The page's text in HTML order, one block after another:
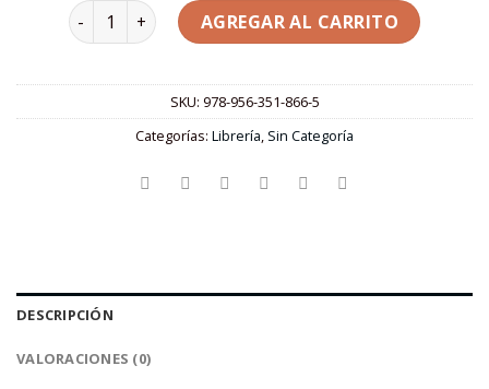
El tercer hijo | PaViTo cantidad
AGREGAR AL CARRITO
SKU: 978-956-351-866-5
Categorías: Librería, Sin Categoría
DESCRIPCIÓN
VALORACIONES (0)